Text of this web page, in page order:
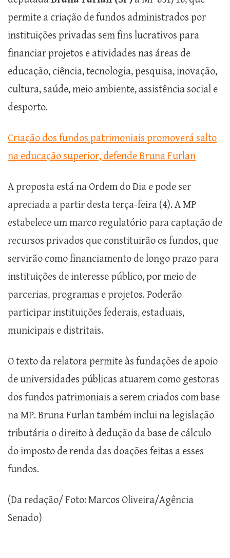
permite a criação de fundos administrados por
instituições privadas sem fins lucrativos para
financiar projetos e atividades nas áreas de
educação, ciência, tecnologia, pesquisa, inovação,
cultura, saúde, meio ambiente, assistência social e
desporto.
Criação dos fundos patrimoniais promoverá salto
na educação superior, defende Bruna Furlan
A proposta está na Ordem do Dia e pode ser
apreciada a partir desta terça-feira (4). A MP
estabelece um marco regulatório para captação de
recursos privados que constituirão os fundos, que
servirão como financiamento de longo prazo para
instituições de interesse público, por meio de
parcerias, programas e projetos. Poderão
participar instituições federais, estaduais,
municipais e distritais.
O texto da relatora permite às fundações de apoio
de universidades públicas atuarem como gestoras
dos fundos patrimoniais a serem criados com base
na MP. Bruna Furlan também inclui na legislação
tributária o direito à dedução da base de cálculo
do imposto de renda das doações feitas a esses
fundos.
(Da redação/ Foto: Marcos Oliveira/Agência
Senado)